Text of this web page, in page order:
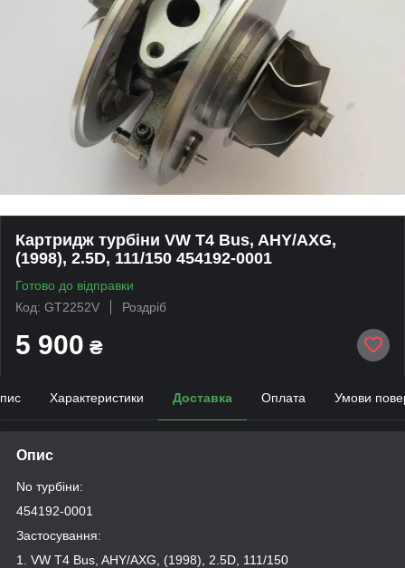
Картридж турбіни VW T4 Bus, AHY/AXG,
(1998), 2.5D, 111/150 454192-0001
Готово до відправки
Код: GT2252V
Роздріб
5 900 ₴
Характеристики Доставка Оплата Умови
Опис
No турбіни:
454192-0001
Застосування:
1. VW T4 Bus, AHY/AXG, (1998), 2.5D, 111/150